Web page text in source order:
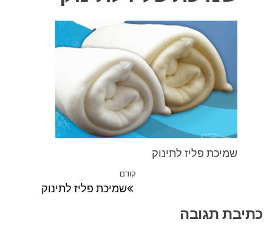
שמיכת פליז לתינוק
הפוסט
הקודם
קודם
שמיכת פליז לתינוק
כתיבת תגובה